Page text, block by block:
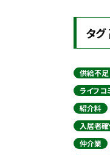
タ
供給不足
ライフコ
紹介料
入居者
仲介業